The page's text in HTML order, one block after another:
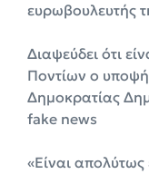
ευρωβουλευτής
Διαψεύδει ότι
Ποντίων ο
Δημοκρατίας
fake news
«Είναι